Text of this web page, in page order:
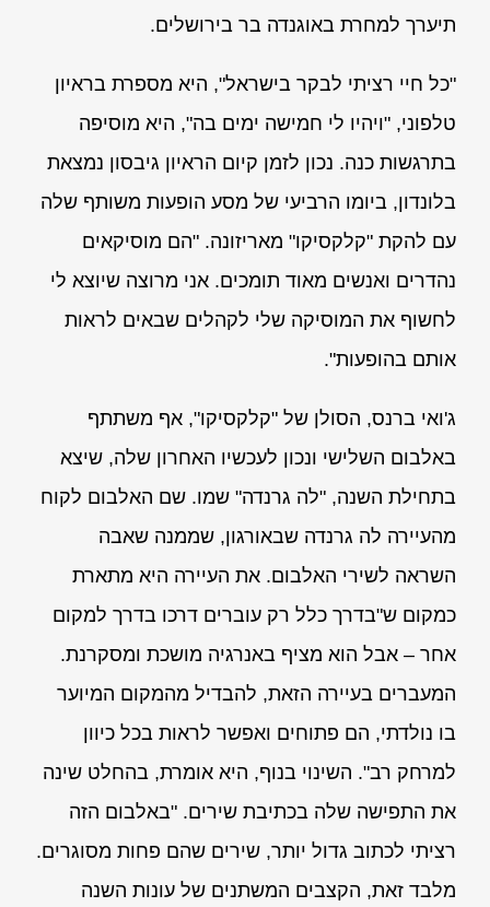
תיערך למחרת באוגנדה בר בירושלים.
"כל חיי רציתי לבקר בישראל", היא מספרת בראיון
טלפוני, "ויהיו לי חמישה ימים בה", היא מוסיפה
בתרגשות כנה. נכון לזמן קיום הראיון גיבסון נמצאת
בלונדון, ביומו הרביעי של מסע הופעות משותף שלה
עם להקת "קלקסיקו" מאריזונה. "הם מוסיקאים
נהדרים ואנשים מאוד תומכים. אני מרוצה שיוצא לי
לחשוף את המוסיקה שלי לקהלים שבאים לראות
אותם בהופעות".
ג'ואי ברנס, הסולן של "קלקסיקו", אף משתתף
באלבום השלישי ונכון לעכשיו האחרון שלה, שיצא
בתחילת השנה, "לה גרנדה" שמו. שם האלבום לקוח
מהעיירה לה גרנדה שבאורגון, שממנה שאבה
השראה לשירי האלבום. את העיירה היא מתארת
כמקום ש"בדרך כלל רק עוברים דרכו בדרך למקום
אחר – אבל הוא מציף באנרגיה מושכת ומסקרנת.
המעברים בעיירה הזאת, להבדיל מהמקום המיוער
בו נולדתי, הם פתוחים ואפשר לראות בכל כיוון
למרחק רב". השינוי בנוף, היא אומרת, בהחלט שינה
את התפישה שלה בכתיבת שירים. "באלבום הזה
רציתי לכתוב גדול יותר, שירים שהם פחות מסוגרים.
מלבד זאת, הקצבים המשתנים של עונות השנה